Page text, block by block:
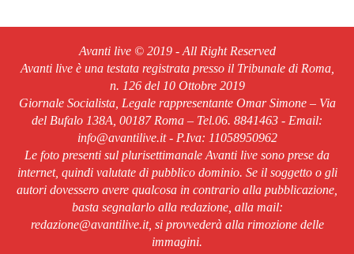
Avanti live © 2019 - All Right Reserved
Avanti live è una testata registrata presso il Tribunale di Roma,
n. 126 del 10 Ottobre 2019
Giornale Socialista, Legale rappresentante Omar Simone – Via
del Bufalo 138A, 00187 Roma – Tel.06. 8841463 - Email:
info@avantilive.it - P.Iva: 11058950962
Le foto presenti sul plurisettimanale Avanti live sono prese da
internet, quindi valutate di pubblico dominio. Se il soggetto o gli
autori dovessero avere qualcosa in contrario alla pubblicazione,
basta segnalarlo alla redazione, alla mail:
redazione@avantilive.it, si provvederà alla rimozione delle
immagini.